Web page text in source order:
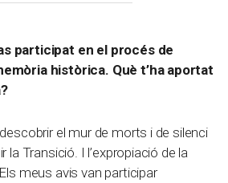
participat en el procés de
històrica. Què t’ha aportat
el mur de morts i de silenci
la Transició. I l’expropiació de la
meus avis van participar